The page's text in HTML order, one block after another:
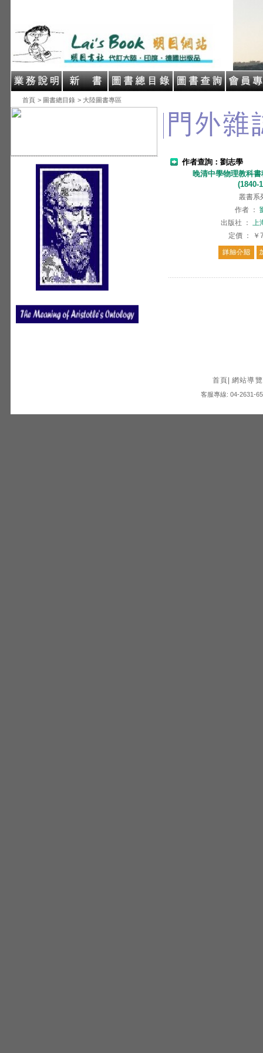
首頁 > 圖書總目錄 > 大陸圖書專區
作者查詢：劉志學
晚清中學物理教科
(1840-
叢書系
作者 ：
出版社
： 上
定價 ： ￥
首頁 網站導覽
客服專線: 04-2631-